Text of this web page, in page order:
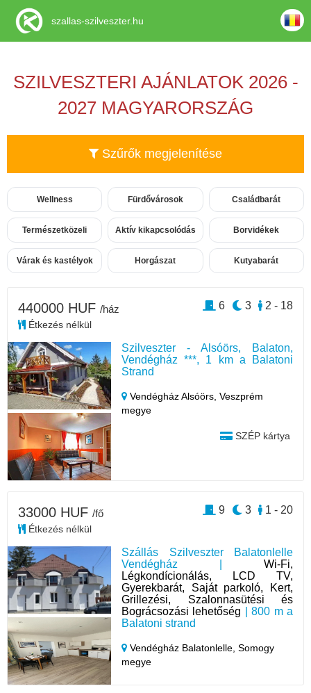
SZILVESZTERI AJÁNLATOK 2026 -
2027 MAGYARORSZÁG
Szűrők megjelenítése
Wellness Fürdővárosok Családbarát
Természetközeli Aktív kikapcsolódás Borvidékek
Várak és kastélyok Horgászat Kutyabarát
Szilveszter - Alsóörs, Balaton,
Vendégház ***, 1 km a Balatoni
Strand
Vendégház Alsóörs,Veszprém
megye
SZÉP kártya
440000 HUF /ház
Étkezés nélkül
2 - 18
3
6
Szállás Szilveszter Balatonlelle
Vendégház | Wi-Fi,
Légkondícionálás, LCD TV,
Gyerekbarát, Saját parkoló, Kert,
Grillezési, Szalonnasütési és
Bográcsozási lehetőség | 800 m a
Balatoni strand
Vendégház Balatonlelle,Somogy
megye
33000 HUF /fő
Étkezés nélkül
1 - 20
3
9
szallas-szilveszter.hu